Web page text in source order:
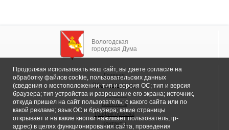
Вологодская
городская Дума
Главная
Общие сведения
Депутаты
Комитеты
График приема
Контакты
Продолжая использовать наш сайт, вы даете согласие на
обработку файлов cookie, пользовательских данных
(сведения о местоположении; тип и версия ОС; тип и версия
браузера; тип устройства и разрешение его экрана; источник,
откуда пришел на сайт пользователь; с какого сайта или по
какой рекламе; язык ОС и браузера; какие страницы
открывает и на какие кнопки нажимает пользователь; ip-
адрес) в целях функционирования сайта, проведения